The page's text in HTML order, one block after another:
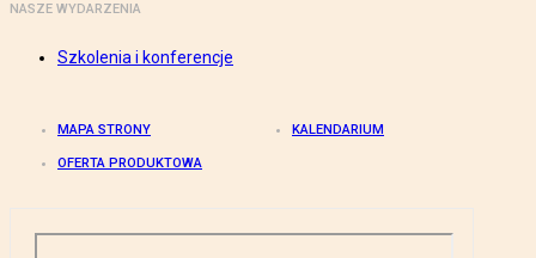
NASZE WYDARZENIA
Szkolenia i konferencje
MAPA STRONY KALENDARIUM
OFERTA PRODUKTOWA